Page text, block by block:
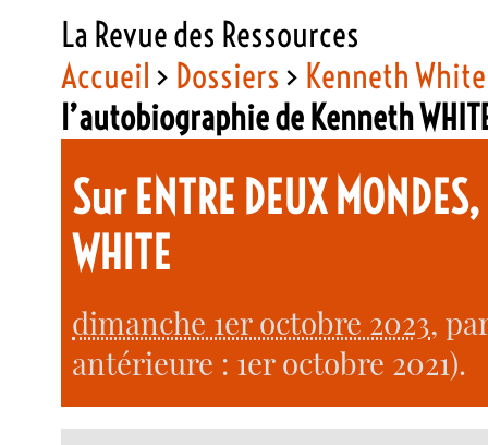
La Revue des Ressources
Accueil > Dossiers > Kenneth White
l’autobiographie de Kenneth
Sur ENTRE DEUX
WHITE
dimanche 1er octobre 2023,
antérieure : 1er octobre 2021).